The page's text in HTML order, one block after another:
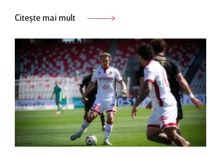
Citește mai mult